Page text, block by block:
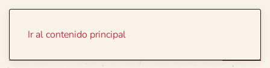
Ir al contenido principal